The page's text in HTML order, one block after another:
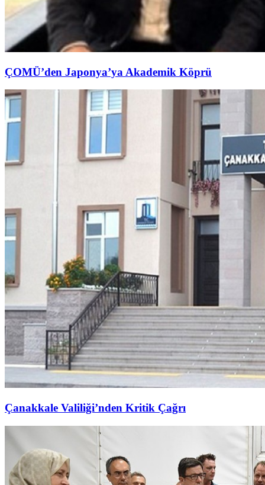
ÇOMÜ’den Japonya’ya Akademik Köprü
Çanakkale Valiliği’nden Kritik Çağrı